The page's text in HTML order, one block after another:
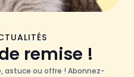
remise !
astuce ou offre ! Abonnez-